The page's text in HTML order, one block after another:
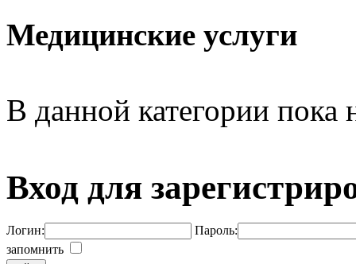
Медицинские услуги
В данной категории пока
Вход для
Логин:
Пароль:
запомнить